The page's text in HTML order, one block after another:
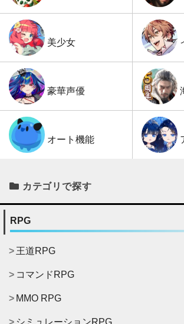
美少女
豪華声優
オート機能
カテゴリで探す
RPG
王道RPG
コマンドRPG
MMO RPG